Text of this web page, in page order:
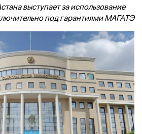
выступает за использование
под гарантиями МАГАТЭ